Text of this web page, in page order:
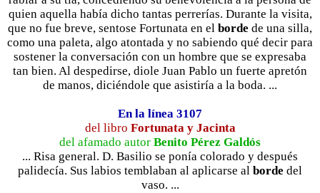
quien aquella había dicho tantas perrerías. Durante la visita,
que no fue breve, sentose Fortunata en el borde de una silla,
como una paleta, algo atontada y no sabiendo qué decir para
sostener la conversación con un hombre que se expresaba
tan bien. Al despedirse, diole Juan Pablo un fuerte apretón
de manos, diciéndole que asistiría a la boda. ...
En la línea 3107
del libro Fortunata y Jacinta
del afamado autor Benito Pérez Galdós
... Risa general. D. Basilio se ponía colorado y después
palidecía. Sus labios temblaban al aplicarse al borde del
vaso. ...